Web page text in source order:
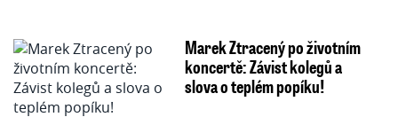
Marek Ztracený po životním
koncertě: Závist kolegů a
slova o teplém popíku!